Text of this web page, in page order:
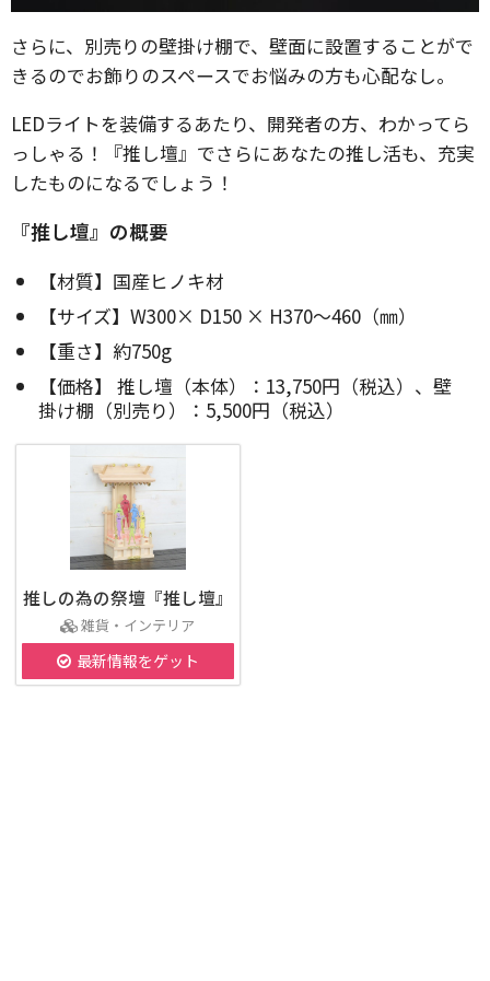
さらに、別売りの壁掛け棚で、壁面に設置することがで
きるのでお飾りのスペースでお悩みの方も心配なし。
LEDライトを装備するあたり、開発者の方、わかってら
っしゃる！『推し壇』でさらにあなたの推し活も、充実
したものになるでしょう！
『推し壇』の概要
【材質】国産ヒノキ材
【サイズ】W300× D150 × H370～460（㎜）
【重さ】約750g
【価格】 推し壇（本体）：13,750円（税込）、壁
掛け棚（別売り）：5,500円（税込）
推しの為の祭壇『推し壇』
雑貨・インテリア
最新情報をゲット